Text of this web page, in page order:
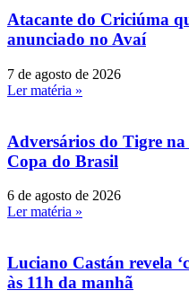
Atacante do Criciúma
anunciado no Avaí
7 de agosto de 2026
Ler matéria »
Adversários do Tigre na
Copa do Brasil
6 de agosto de 2026
Ler matéria »
Luciano Castán revela
às 11h da manhã